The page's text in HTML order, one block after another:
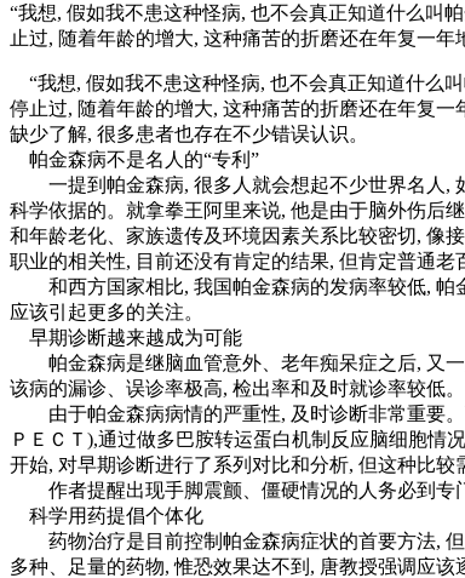
“我想, 假如我不患这种怪病, 也不会真正知道什么叫
止过, 随着年龄的增大, 这种痛苦的折磨还在年复一
“我想, 假如我不患这种怪病, 也不会真正知道什么
停止过, 随着年龄的增大, 这种痛苦的折磨还在年复
缺少了解, 很多患者也存在不少错误认识。
帕金森病不是名人的“专利”
一提到帕金森病, 很多人就会想起不少世界名人,
科学依据的。就拿拳王阿里来说, 他是由于脑外伤后
和年龄老化、家族遗传及环境因素关系比较密切, 像
职业的相关性, 目前还没有肯定的结果, 但肯定普通老
和西方国家相比, 我国帕金森病的发病率较低, 帕
应该引起更多的关注。
早期诊断越来越成为可能
帕金森病是继脑血管意外、老年痴呆症之后, 又一
该病的漏诊、误诊率极高, 检出率和及时就诊率较低。
由于帕金森病病情的严重性, 及时诊断非常重要。
ＰＥＣＴ),通过做多巴胺转运蛋白机制反应脑细胞情
开始, 对早期诊断进行了系列对比和分析, 但这种比较
作者提醒出现手脚震颤、僵硬情况的人务必到专
科学用药提倡个体化
药物治疗是目前控制帕金森病症状的首要方法, 但
多种、足量的药物, 惟恐效果达不到, 唐教授强调应